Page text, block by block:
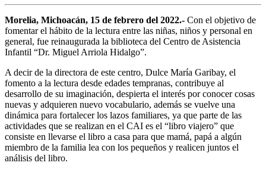
Morelia, Michoacán, 15 de febrero del 2022.- Con el objetivo de
fomentar el hábito de la lectura entre las niñas, niños y personal en
general, fue reinaugurada la biblioteca del Centro de Asistencia
Infantil “Dr. Miguel Arriola Hidalgo”.
A decir de la directora de este centro, Dulce María Garibay, el
fomento a la lectura desde edades tempranas, contribuye al
desarrollo de su imaginación, despierta el interés por conocer cosas
nuevas y adquieren nuevo vocabulario, además se vuelve una
dinámica para fortalecer los lazos familiares, ya que parte de las
actividades que se realizan en el CAI es el “libro viajero” que
consiste en llevarse el libro a casa para que mamá, papá a algún
miembro de la familia lea con los pequeños y realicen juntos el
análisis del libro.